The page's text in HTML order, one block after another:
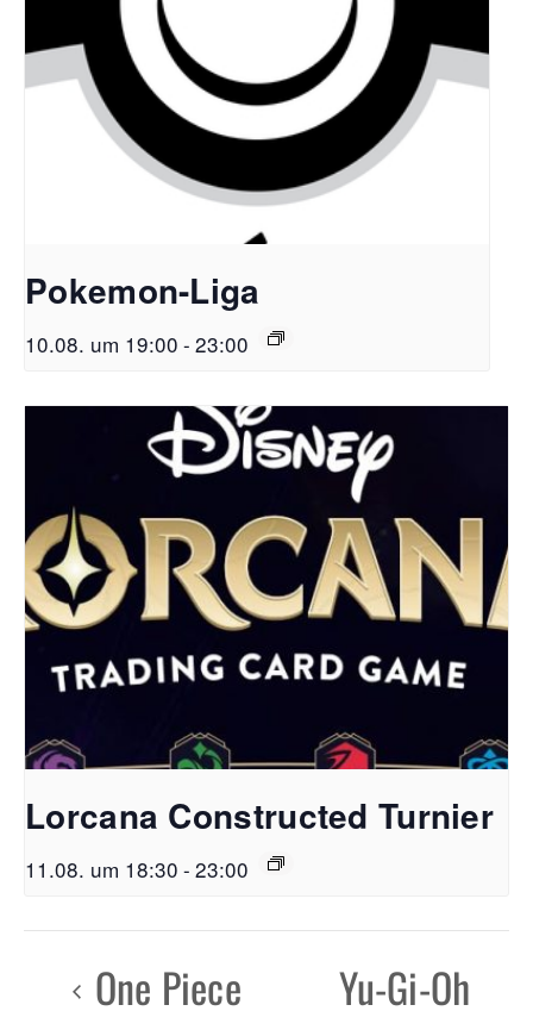
Pokemon-Liga
10.08. um 19:00 - 23:00
Lorcana Constructed Turnier
11.08. um 18:30 - 23:00
One Piece
Yu-Gi-Oh